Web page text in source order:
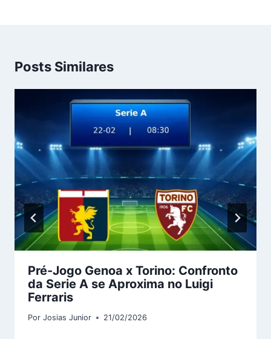
Posts Similares
Pré-Jogo Genoa x Torino: Confronto
da Serie A se Aproxima no Luigi
Ferraris
Por Josias Junior 21/02/2026